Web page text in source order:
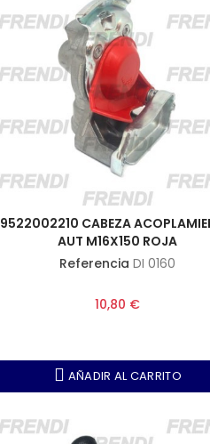
9522002210 CABEZA
AUT M16X150 ROJA
Referencia DI 0160
10,80 €
AÑADIR AL CARRITO